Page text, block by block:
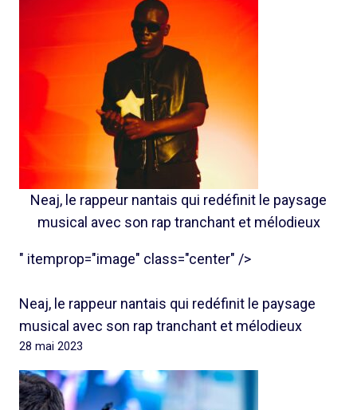
Neaj, le rappeur nantais qui redéfinit le paysage
musical avec son rap tranchant et mélodieux
" itemprop="image" class="center" />
Neaj, le rappeur nantais qui redéfinit le paysage
musical avec son rap tranchant et mélodieux
28 mai 2023